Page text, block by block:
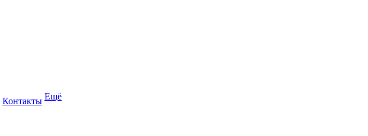
Контакты Ещё